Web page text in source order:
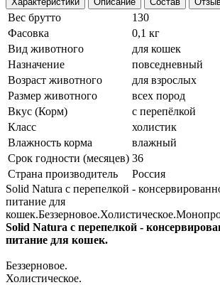
Вес брутто
130
Фасовка
0,1 кг
Вид животного
для кошек
Назначение
повседневный
Возраст животного
для взрослых
Размер животного
всех пород
Вкус (Корм)
с перепёлкой
Класс
холистик
Влажность корма
влажный
Срок годности (месяцев) 36
Страна производитель
Россия
Solid Natura с перепелкой -
питание для
Solid Natura с перепелкой -
питание для кошек.
Беззерновое.
Холистическое.